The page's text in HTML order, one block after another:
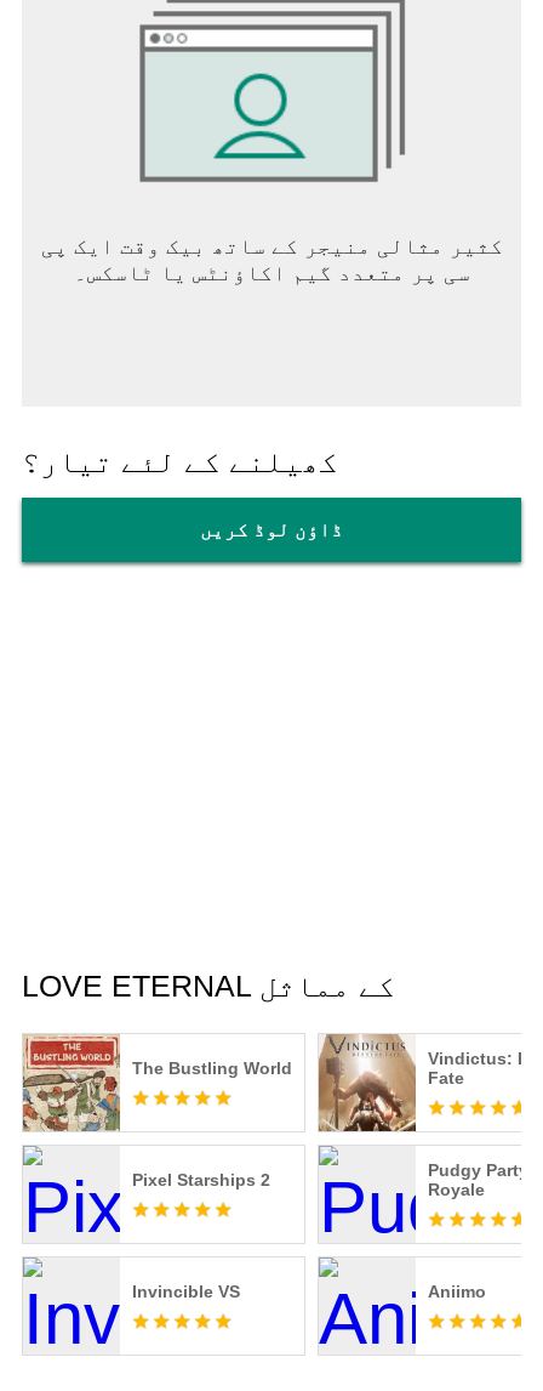
کثیر مثالی منیجر کے ساتھ بیک وقت ایک پی
سی پر متعدد گیم اکاؤنٹس یا ٹاسکس۔
کھیلنے کے لئے تیار؟
ڈاؤن لوڈ کریں
LOVE ETERNAL کے مماثل
The Bustling World
Vindictus:
Fate
Pixel Starships 2
Pudgy Party
Royale
Invincible VS Aniimo